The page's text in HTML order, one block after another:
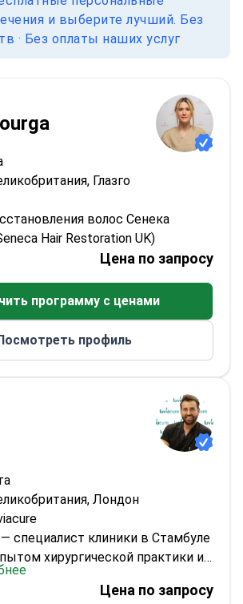
и выберите лучший. Без
· Без оплаты наших услуг
Глазго
волос Сенека
Hair Restoration UK)
Цена по запросу
программу с ценами
профиль
Лондон
специалист клиники в Стамбуле
хирургической практики и
процедур, указанных в его
включает
Цена по запросу